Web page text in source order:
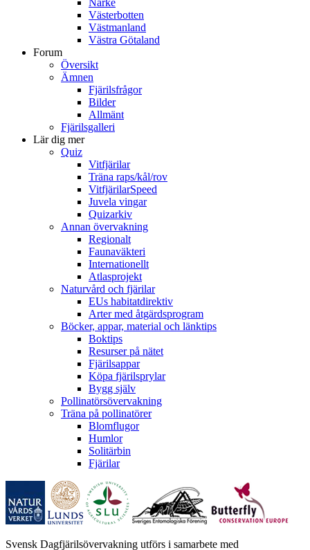
Västerbotten
Västmanland
Västra Götaland
Forum
Översikt
Ämnen
Fjärilsfrågor
Bilder
Allmänt
Fjärilsgalleri
Lär dig mer
Quiz
Vitfjärilar
Träna raps/kål/rov
VitfjärilarSpeed
Juvela vingar
Quizarkiv
Annan övervakning
Regionalt
Faunaväkteri
Internationellt
Atlasprojekt
Naturvård och fjärilar
EUs habitatdirektiv
Arter med åtgärdsprogram
Böcker, appar, material och länktips
Boktips
Resurser på nätet
Fjärilsappar
Köpa fjärilsprylar
Bygg själv
Pollinatörsövervakning
Träna på pollinatörer
Blomflugor
Humlor
Solitärbin
Fjärilar
Svensk Dagfjärilsövervakning utförs i samarbete med